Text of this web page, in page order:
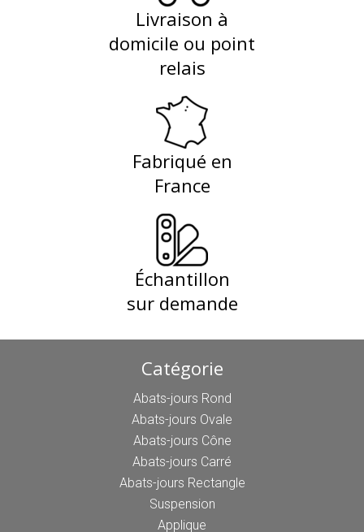
Livraison à
domicile ou point
relais
Fabriqué en
France
Échantillon
sur demande
Catégorie
Abats-jours Rond
Abats-jours Ovale
Abats-jours Cône
Abats-jours Carré
Abats-jours Rectangle
Suspension
Applique